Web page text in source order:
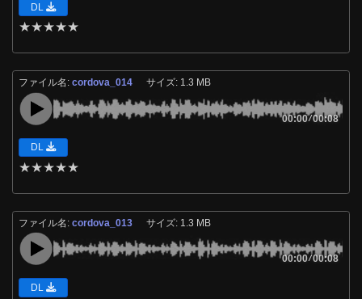
DL
★★★★★
ファイル名:cordova_014 サイズ: 1.3 MB
00:00/00:08
DL
★★★★★
ファイル名:cordova_013 サイズ: 1.3 MB
00:00/00:08
DL